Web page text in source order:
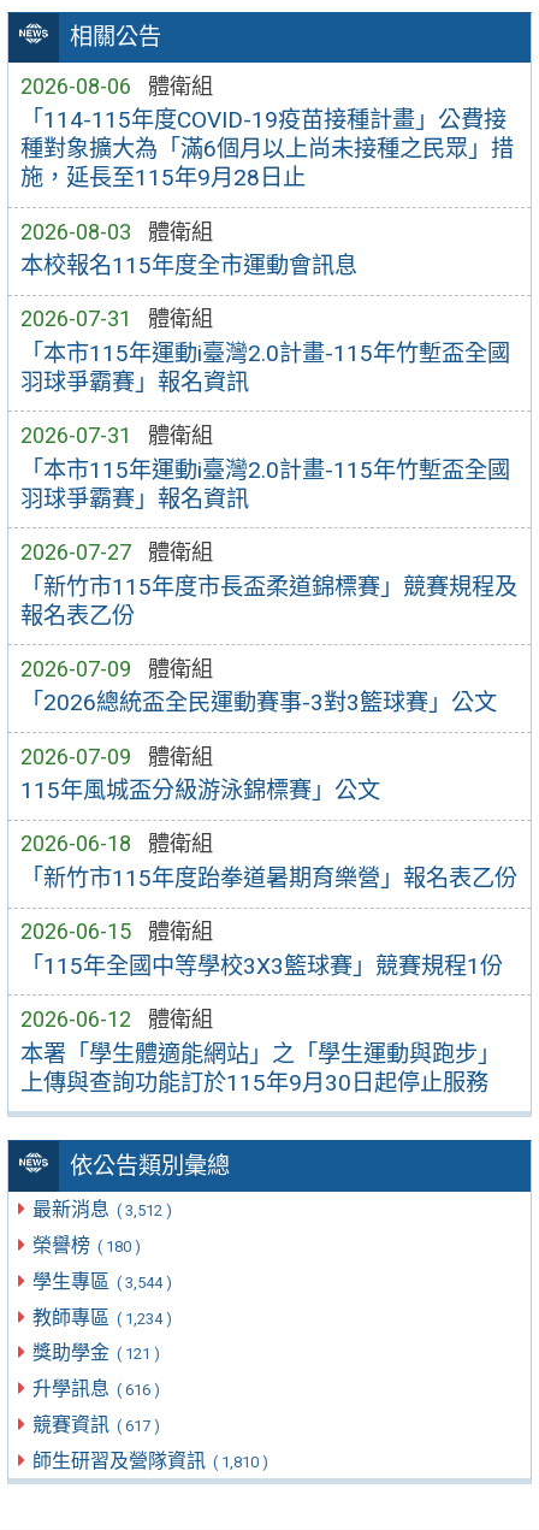
相關公告
2026-08-06 體衛組
「114-115年度COVID-19疫苗接種計畫」公費接
種對象擴大為「滿6個月以上尚未接種之民眾」措
施，延長至115年9月28日止
2026-08-03 體衛組
本校報名115年度全市運動會訊息
2026-07-31 體衛組
「本市115年運動i臺灣2.0計畫-115年竹塹盃全國
羽球爭霸賽」報名資訊
2026-07-31 體衛組
「本市115年運動i臺灣2.0計畫-115年竹塹盃全國
羽球爭霸賽」報名資訊
2026-07-27 體衛組
「新竹市115年度市長盃柔道錦標賽」競賽規程及
報名表乙份
2026-07-09 體衛組
「2026總統盃全民運動賽事-3對3籃球賽」公文
2026-07-09 體衛組
115年風城盃分級游泳錦標賽」公文
2026-06-18 體衛組
「新竹市115年度跆拳道暑期育樂營」報名表乙份
2026-06-15 體衛組
「115年全國中等學校3X3籃球賽」競賽規程1份
2026-06-12 體衛組
本署「學生體適能網站」之「學生運動與跑步」
上傳與查詢功能訂於115年9月30日起停止服務
依公告類別彙總
最新消息 ( 3,512 )
榮譽榜 ( 180 )
學生專區 ( 3,544 )
教師專區 ( 1,234 )
獎助學金 ( 121 )
升學訊息 ( 616 )
競賽資訊 ( 617 )
師生研習及營隊資訊 ( 1,810 )